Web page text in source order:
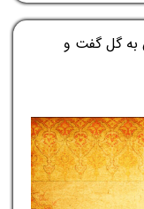
دوش به گل گفت و